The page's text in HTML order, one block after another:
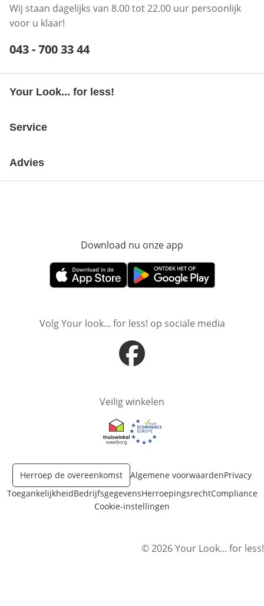
Wij staan dagelijks van 8.00 tot 22.00 uur persoonlijk
voor u klaar!
Telefoonnummer:
043 - 700 33 44
Your Look... for less!
Service
Advies
Download nu onze app
Opent in nieuw vensterOpent in nieuw venster
Volg Your look... for less! op sociale media
Opent in nieuw venster
Veilig winkelen
Opent in nieuw venster
Opent in nieuw venster
Herroep de overeenkomst Algemene voorwaardenPrivacy
ToegankelijkheidBedrijfsgegevensHerroepingsrechtCompliance
Cookie-instellingen
© 2026 Your Look... for less!